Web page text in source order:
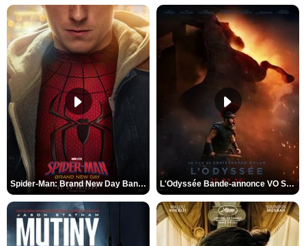
Spider-Man: Brand New Day Bande-annonce VO STFR L'Odyssée Bande-annonce VO STFR